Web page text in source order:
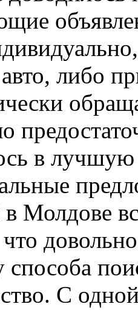
либо
в лучшую
в Молдове
что
С